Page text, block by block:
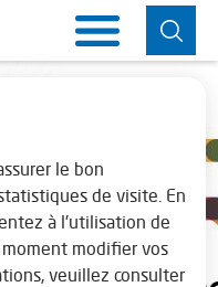
le bon
de visite. En
à l'utilisation de
modifier vos
veuillez consulter
Consulter
le plan du
site
12h00 et de